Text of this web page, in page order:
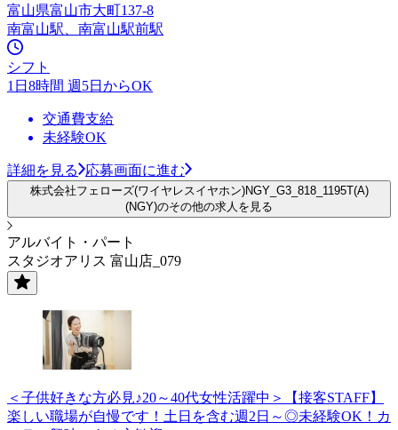
富山県富山市大町137-8
南富山駅、南富山駅前駅
シフト
1日8時間 週5日からOK
交通費支給
未経験OK
詳細を見る 応募画面に進む
株式会社フェローズ(ワイヤレスイヤホン)NGY_G3_818_1195T(A)
(NGY)のその他の求人を見る
アルバイト・パート
スタジオアリス 富山店_079
＜子供好きな方必見♪20～40代女性活躍中＞【接客STAFF】
楽しい職場が自慢です！土日を含む週2日～◎未経験OK！カ